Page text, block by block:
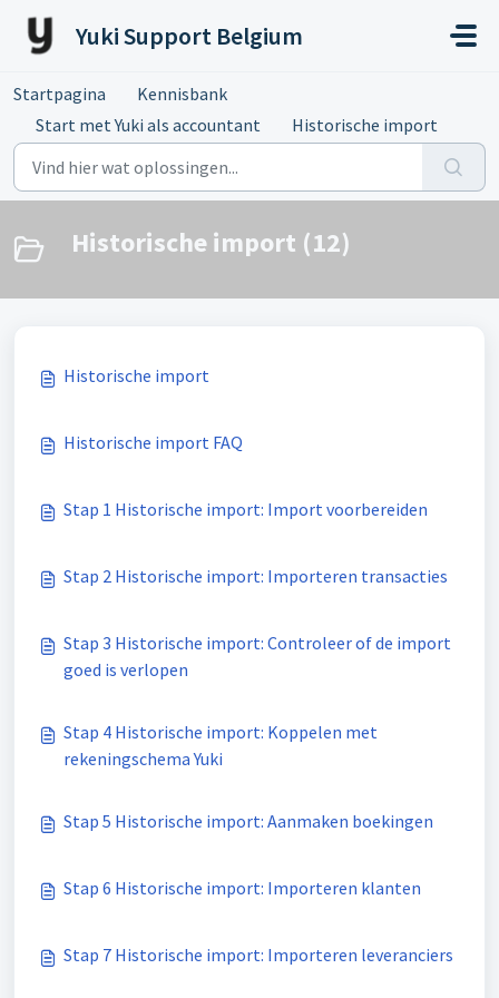
Yuki Support Belgium
Startpagina
Kennisbank
Start met Yuki als accountant
Historische import
Historische import (12)
Historische import
Historische import FAQ
Stap 1 Historische import: Import voorbereiden
Stap 2 Historische import: Importeren transacties
Stap 3 Historische import: Controleer of de import
goed is verlopen
Stap 4 Historische import: Koppelen met
rekeningschema Yuki
Stap 5 Historische import: Aanmaken boekingen
Stap 6 Historische import: Importeren klanten
Stap 7 Historische import: Importeren leveranciers